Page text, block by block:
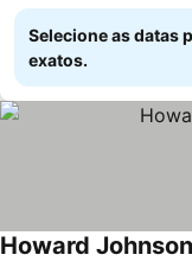
Selecione as datas
exatos.
Howard